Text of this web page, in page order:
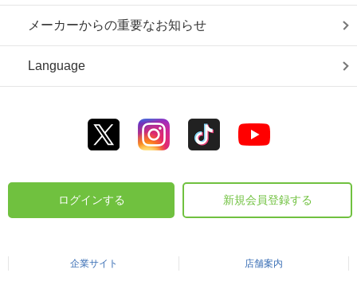
メーカーからの重要なお知らせ
Language
ログインする 新規会員登録する
企業サイト 店舗案内